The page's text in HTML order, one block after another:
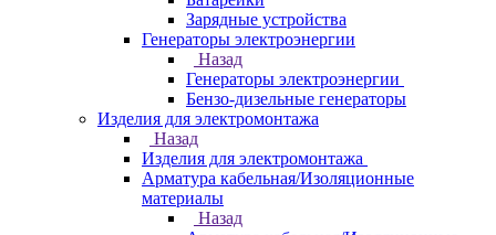
Зарядные устройства
Генераторы электроэнергии
Назад
Генераторы электроэнергии
Бензо-дизельные генераторы
Изделия для электромонтажа
Назад
Изделия для электромонтажа
Арматура кабельная/Изоляционные
материалы
Назад